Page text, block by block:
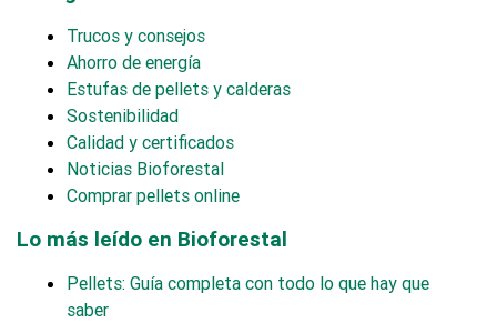
Trucos y consejos
Ahorro de energía
Estufas de pellets y calderas
Sostenibilidad
Calidad y certificados
Noticias Bioforestal
Comprar pellets online
Lo más leído en Bioforestal
Pellets: Guía completa con todo lo que hay que
saber